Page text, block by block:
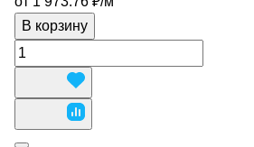
В корзину